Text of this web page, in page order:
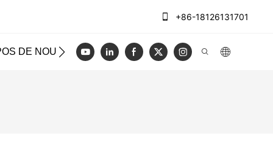
+86-18126131701
DE NOUS CAS BLOG VIDÉO NOUS